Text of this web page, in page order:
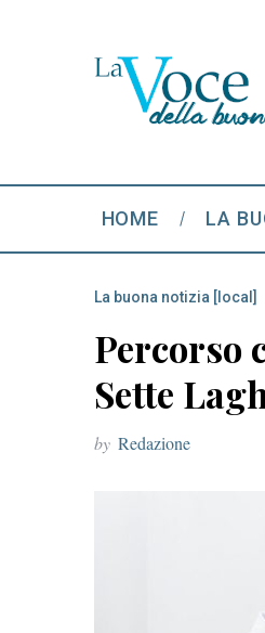
HOME LA
La buona notizia [local]
Percorso
Sette
by Redazione